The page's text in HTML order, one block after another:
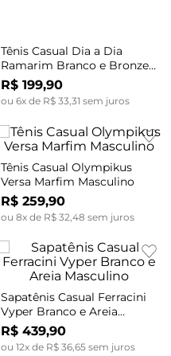
Tênis Casual Dia a Dia
Ramarim Branco e Bronze
Feminino
R$ 199,90
ou 6x de R$ 33,31 sem juros
Tênis Casual Olympikus
Versa Marfim Masculino
R$ 259,90
ou 8x de R$ 32 48 sem juros
Sapatênis Casual Ferracini
Vyper Branco e Areia
Masculino
R$ 439,90
ou 12x de R$ 36,65sem juros